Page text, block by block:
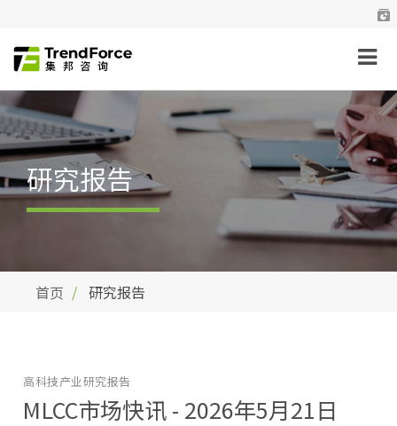
研究报告
首页 研究报告
MLCC市场快讯 - 2026年5月21日
高科技产业研究报告